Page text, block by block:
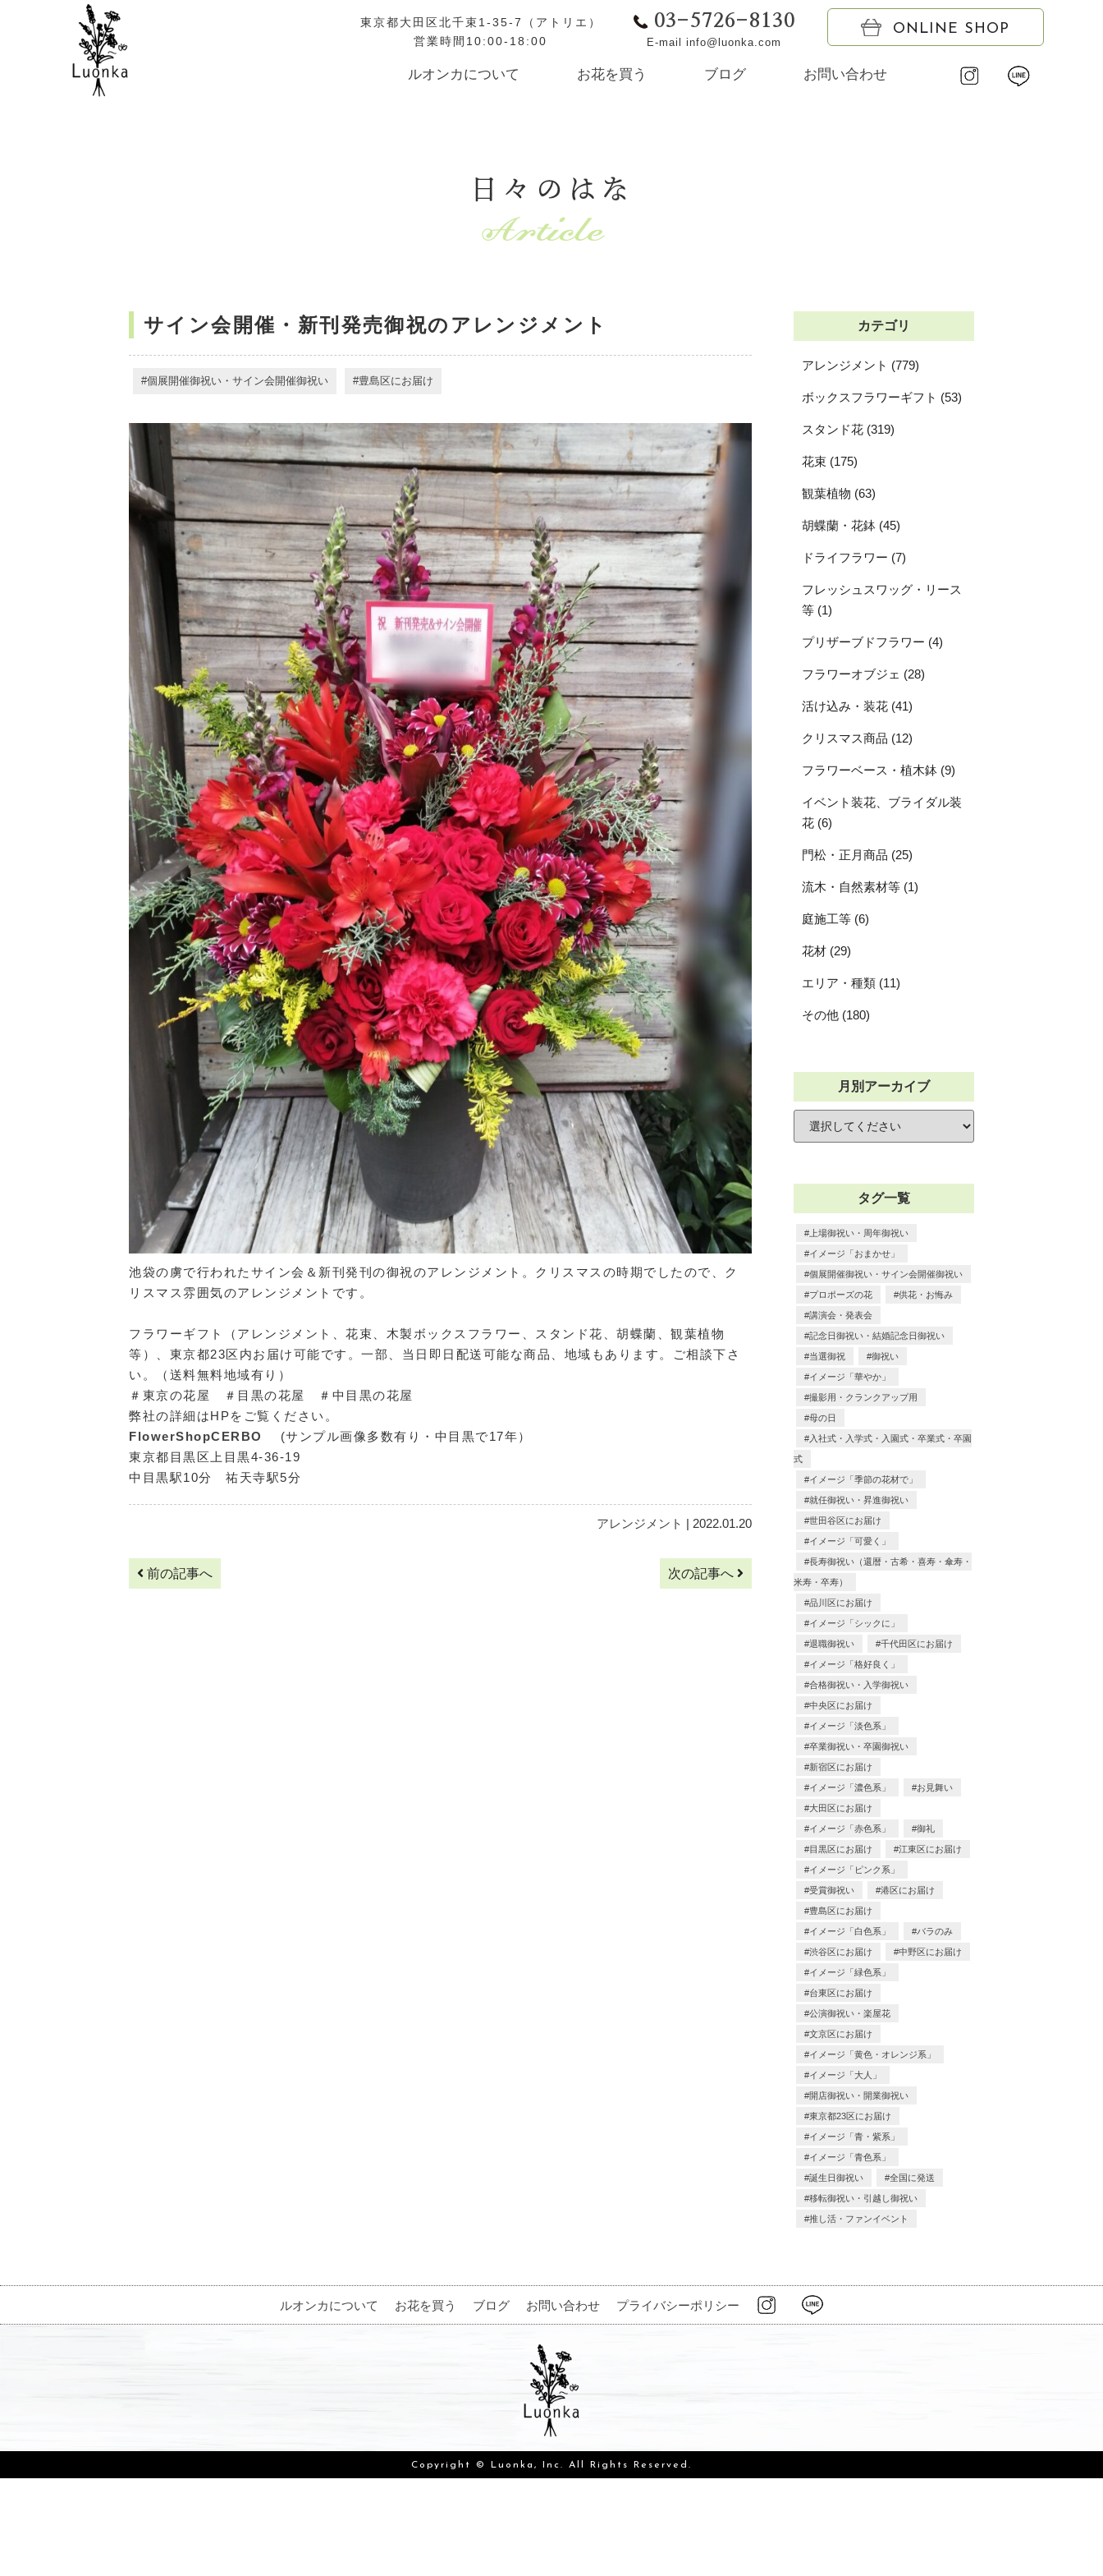
東京都大田区北千束1-35-7（アトリエ）
営業時間10:00-18:00
03-5726-8130
E-mail info@luonka.com
ONLINE SHOP
ルオンカについて お花を買う ブログ お問い合わせ
日々のはな
サイン会開催・新刊発売御祝のアレンジメント
個展開催御祝い・サイン会開催御祝い 豊島区にお届け
池袋の虜で行われたサイン会＆新刊発刊の御祝のアレンジメント。クリスマスの時期でしたので、ク
リスマス雰囲気のアレンジメントです。
フラワーギフト（アレンジメント、花束、木製ボックスフラワー、スタンド花、胡蝶蘭、観葉植物
等）、東京都23区内お届け可能です。一部、当日即日配送可能な商品、地域もあります。ご相談下さ
い。（送料無料地域有り）
＃東京の花屋 ＃目黒の花屋 ＃中目黒の花屋
弊社の詳細はHPをご覧ください。
FlowerShopCERBO
(サンプル画像多数有り・中目黒で17年）
東京都目黒区上目黒4-36-19
中目黒駅10分 祐天寺駅5分
アレンジメント | 2022.01.20
前の記事へ 次の記事へ
カテゴリ
アレンジメント (779)
ボックスフラワーギフト (53)
スタンド花 (319)
花束 (175)
観葉植物 (63)
胡蝶蘭・花鉢 (45)
ドライフラワー (7)
フレッシュスワッグ・リース
等 (1)
プリザーブドフラワー (4)
フラワーオブジェ (28)
活け込み・装花 (41)
クリスマス商品 (12)
フラワーベース・植木鉢 (9)
イベント装花、ブライダル装
花 (6)
門松・正月商品 (25)
流木・自然素材等 (1)
庭施工等 (6)
花材 (29)
エリア・種類 (11)
その他 (180)
月別アーカイブ
タグ一覧
上場御祝い・周年御祝い
イメージ「おまかせ」
個展開催御祝い・サイン会開催御祝い
プロポーズの花 供花・お悔み
講演会・発表会
記念日御祝い・結婚記念日御祝い
当選御祝 御祝い
イメージ「華やか」
撮影用・クランクアップ用
母の日
入社式・入学式・入園式・卒業式・卒園
式
イメージ「季節の花材で」
就任御祝い・昇進御祝い
世田谷区にお届け
イメージ「可愛く」
長寿御祝い（還暦・古希・喜寿・傘寿・
米寿・卒寿）
品川区にお届け
イメージ「シックに」
退職御祝い 千代田区にお届け
イメージ「格好良く」
合格御祝い・入学御祝い
中央区にお届け
イメージ「淡色系」
卒業御祝い・卒園御祝い
新宿区にお届け
イメージ「濃色系」 お見舞い
大田区にお届け
イメージ「赤色系」 御礼
目黒区にお届け 江東区にお届け
イメージ「ピンク系」
受賞御祝い 港区にお届け
豊島区にお届け
イメージ「白色系」 バラのみ
渋谷区にお届け 中野区にお届け
イメージ「緑色系」
台東区にお届け
公演御祝い・楽屋花
文京区にお届け
イメージ「黄色・オレンジ系」
イメージ「大人」
開店御祝い・開業御祝い
東京都23区にお届け
イメージ「青・紫系」
イメージ「青色系」
誕生日御祝い 全国に発送
移転御祝い・引越し御祝い
推し活・ファンイベント
ルオンカについて お花を買う ブログ お問い合わせ プライバシーポリシー
Copyright © Luonka, Inc. All Rights Reserved.